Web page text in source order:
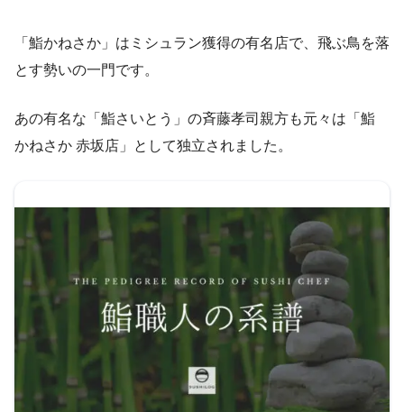
「鮨かねさか」はミシュラン獲得の有名店で、飛ぶ鳥を落
とす勢いの一門です。
あの有名な「鮨さいとう」の斉藤孝司親方も元々は「鮨
かねさか 赤坂店」として独立されました。